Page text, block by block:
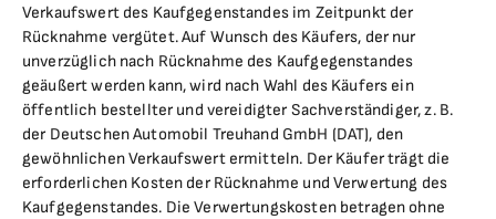
Verkaufswert des Kaufgegenstandes im Zeitpunkt der
Rücknahme vergütet. Auf Wunsch des Käufers, der nur
unverzüglich nach Rücknahme des Kaufgegenstandes
geäußert werden kann, wird nach Wahl des Käufers ein
öffentlich bestellter und vereidigter Sachverständiger, z. B.
der Deutschen Automobil Treuhand GmbH (DAT), den
gewöhnlichen Verkaufswert ermitteln. Der Käufer trägt die
erforderlichen Kosten der Rücknahme und Verwertung des
Kaufgegenstandes. Die Verwertungskosten betragen ohne